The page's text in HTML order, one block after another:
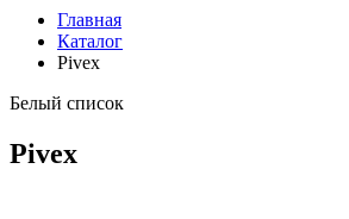
Главная
Каталог
Pivex
Белый список
Pivex